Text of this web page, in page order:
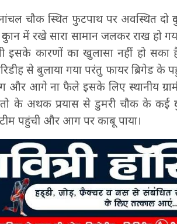
चौक स्थित फुटपाथ पर अवस्थित दो
में रखे सारा सामान जलकर राख हो
कारणों का खुलासा नहीं हो सका
से बुलाया गया परंतु फायर ब्रिगेड के
आगे ना फैले इसके लिए स्थानीय
के अथक प्रयास से डुमरी चौक के कई
टीम पहुंची और आग पर काबू पाया।